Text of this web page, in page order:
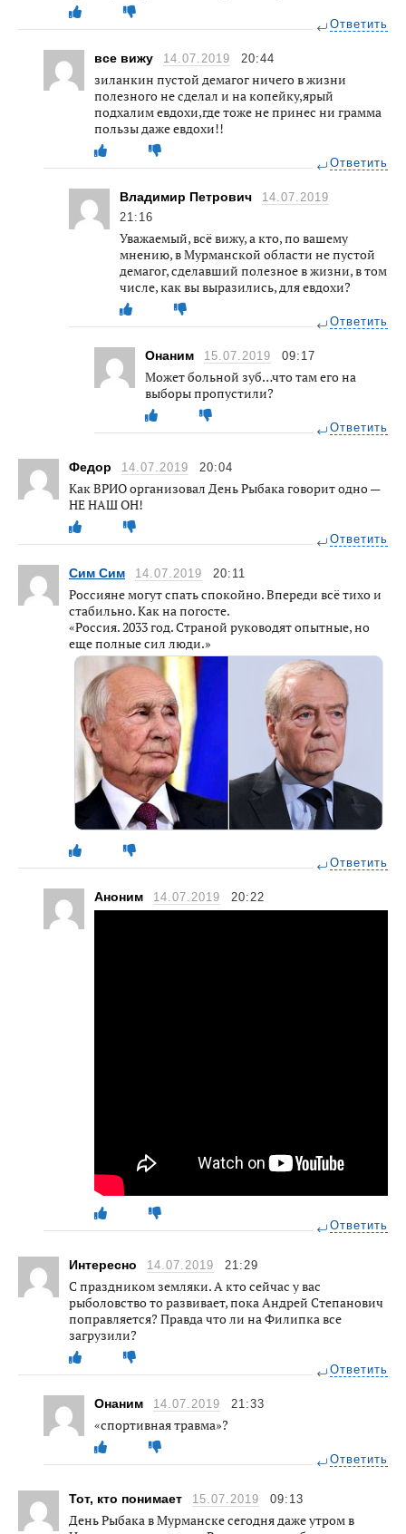
Ответить
все вижу 14.07.2019 20:44
зиланкин пустой демагог ничего в жизни
полезного не сделал и на копейку,ярый
подхалим евдохи,где тоже не принес ни грамма
пользы даже евдохи!!
Ответить
Владимир Петрович
14.07.2019
21:16
Уважаемый, всё вижу, а кто, по вашему
мнению, в Мурманской области не пустой
демагог, сделавший полезное в жизни, в том
числе, как вы выразились, для евдохи?
Ответить
Онаним 15.07.2019 09:17
Может больной зуб…что там его на
выборы пропустили?
Ответить
Федор 14.07.2019 20:04
Как ВРИО организовал День Рыбака говорит одно —
НЕ НАШ ОН!
Ответить
Сим Сим 14.07.2019 20:11
Россияне могут спать спокойно. Впереди всё тихо и
стабильно. Как на погосте.
«Россия. 2033 год. Страной руководят опытные, но
еще полные сил люди .»
Ответить
Аноним 14.07.2019 20:22
Ответить
Интересно 14.07.2019 21:29
С праздником земляки. А кто сейчас у вас
рыболовство то развивает, пока Андрей Степанович
поправляется? Правда что ли на Филипка все
загрузили?
Ответить
Онаним 14.07.2019 21:33
«спортивная травма»?
Ответить
Тот, кто понимает 15.07.2019 09:13
День Рыбака в Мурманске сегодня даже утром в